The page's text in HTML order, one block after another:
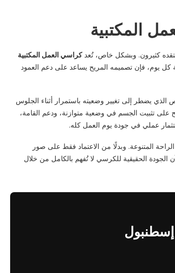
المكتبية
كثيرون. وبشكل خاص، تُعدكراسي العمل المكتبية
يوم، فإن تصميمه المريح يساعد على دعم العمود
يضطر إلى تغيير وضعيته باستمرار أثناء الجلوس
على تثبيت الجسم في وضعية متوازنة، ودعم القامة،
عملي في جودة يوم العمل كله.
المتنوعة. وبدلًا من الاعتماد فقط على صور
الجودة الحقيقية للكرسي لا تُفهم بالكامل من خلال